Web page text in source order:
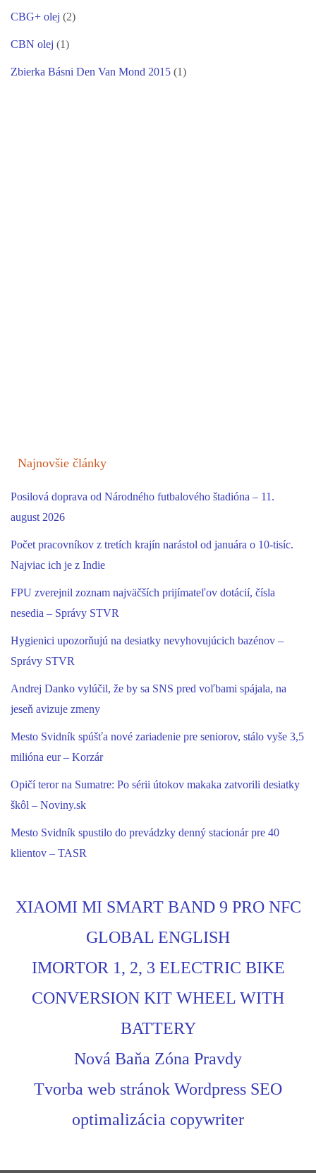
CBG+ olej (2)
CBN olej (1)
Zbierka Básni Den Van Mond 2015 (1)
Najnovšie články
Posilová doprava od Národného futbalového štadióna – 11.
august 2026
Počet pracovníkov z tretích krajín narástol od januára o 10-tisíc.
Najviac ich je z Indie
FPU zverejnil zoznam najväčších prijímateľov dotácií, čísla
nesedia – Správy STVR
Hygienici upozorňujú na desiatky nevyhovujúcich bazénov –
Správy STVR
Andrej Danko vylúčil, že by sa SNS pred voľbami spájala, na
jeseň avizuje zmeny
Mesto Svidník spúšťa nové zariadenie pre seniorov, stálo vyše 3,5
milióna eur – Korzár
Opičí teror na Sumatre: Po sérii útokov makaka zatvorili desiatky
škôl – Noviny.sk
Mesto Svidník spustilo do prevádzky denný stacionár pre 40
klientov – TASR
XIAOMI MI SMART BAND 9 PRO NFC
GLOBAL ENGLISH
IMORTOR 1, 2, 3 ELECTRIC BIKE
CONVERSION KIT WHEEL WITH
BATTERY
Nová Baňa Zóna Pravdy
Tvorba web stránok Wordpress SEO
optimalizácia copywriter